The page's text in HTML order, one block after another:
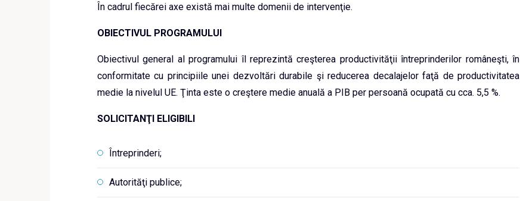
În cadrul fiecărei axe există mai multe domenii de intervenţie.
OBIECTIVUL PROGRAMULUI
Obiectivul general al programului îl reprezintă creşterea productivităţii întreprinderilor româneşti, în
conformitate cu principiile unei dezvoltări durabile şi reducerea decalajelor faţă de productivitatea
medie la nivelul UE. Ţinta este o creştere medie anuală a PIB per persoană ocupată cu cca. 5,5 %.
SOLICITANŢI ELIGIBILI
Întreprinderi;
Autorităţi publice;